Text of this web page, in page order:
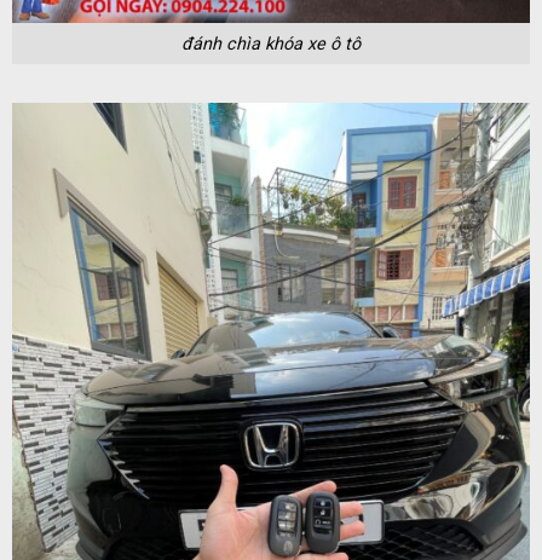
đánh chìa khóa xe ô tô